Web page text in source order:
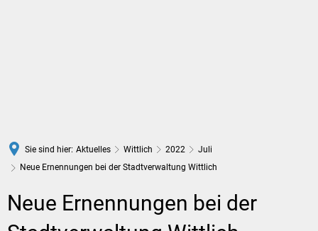
Sie sind hier: Aktuelles Wittlich 2022
Juli
Neue Ernennungen bei der Stadtverwaltung Wittlich
Neue Ernennungen bei der